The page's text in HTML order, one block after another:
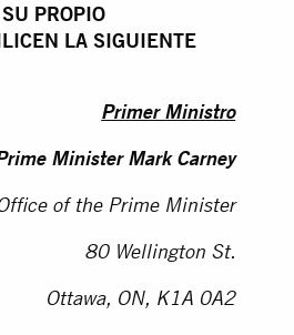
PROPIO
LA SIGUIENTE
Primer Ministro
Minister Mark Carney
of the Prime Minister
80 Wellington St.
Ottawa, ON, K1A 0A2